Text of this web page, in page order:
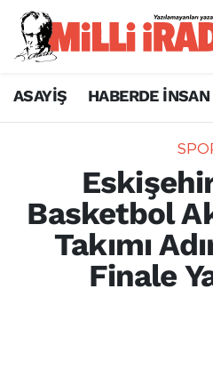
ASAYİŞ HABERDE İNSAN
Basketbol
Takımı
Finale